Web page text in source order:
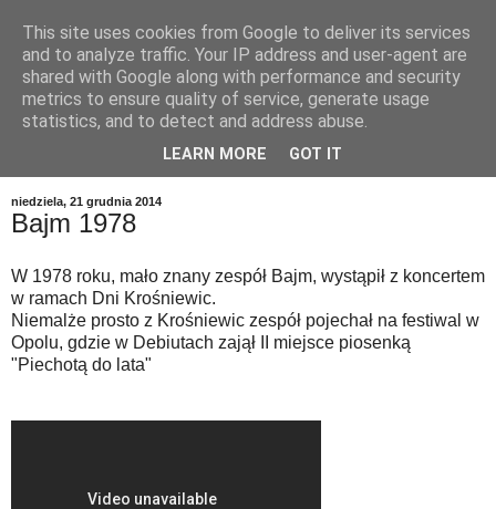
niedziela, 21 grudnia 2014
Bajm 1978
W 1978 roku, mało znany zespół Bajm, wystąpił z koncertem
w ramach Dni Krośniewic.
Niemalże prosto z Krośniewic zespół pojechał na festiwal w
Opolu, gdzie w Debiutach zajął II miejsce piosenką
"Piechotą do lata"
This site uses cookies from Google to deliver its services
and to analyze traffic. Your IP address and user-agent are
shared with Google along with performance and security
metrics to ensure quality of service, generate usage
statistics, and to detect and address abuse.
LEARN MORE GOT IT